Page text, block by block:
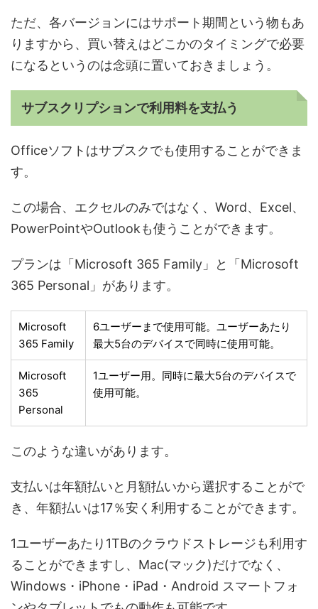
ただ、各バージョンにはサポート期間という物もあ
りますから、買い替えはどこかのタイミングで必要
になるというのは念頭に置いておきましょう。
サブスクリプションで利用料を支払う
Officeソフトはサブスクでも使用することができま
す。
この場合、エクセルのみではなく、Word、Excel、
PowerPointやOutlookも使うことができます。
プランは「Microsoft 365 Family」と「Microsoft
365 Personal」があります。
Microsoft
365 Family
6ユーザーまで使用可能。ユーザーあたり
最大5台のデバイスで同時に使用可能。
Microsoft
365
Personal
1ユーザー用。同時に最大5台のデバイスで
使用可能。
このような違いがあります。
支払いは年額払いと月額払いから選択することがで
き、年額払いは17％安く利用することができます。
1ユーザーあたり1TBのクラウドストレージも利用す
ることができますし、Mac(マック)だけでなく、
Windows・iPhone・iPad・Android スマートフォ